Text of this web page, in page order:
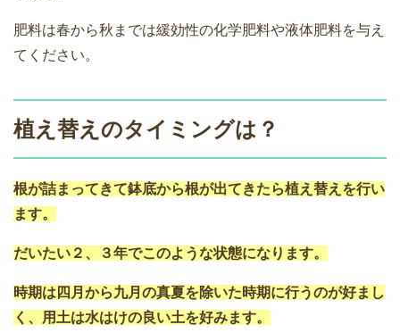
肥料は春から秋までは緩効性の化学肥料や液体肥料を与え
てください。
植え替えのタイミングは？
根が詰まってきて鉢底から根が出てきたら植え替えを行い
ます。
だいたい２、３年でこのような状態になります。
時期は四月から九月の真夏を除いた時期に行うのが好まし
く、用土は水はけの良い土を好みます。